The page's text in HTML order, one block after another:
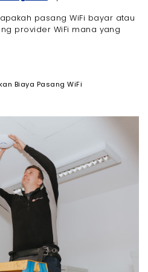
pasang WiFi bayar atau
provider WiFi mana yang
Biaya Pasang WiFi